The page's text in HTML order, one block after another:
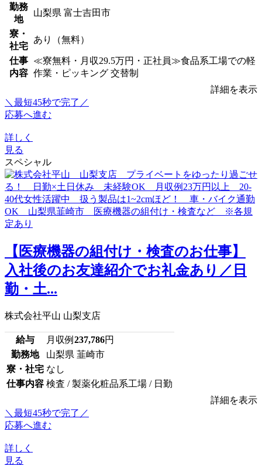
勤務
地
山梨県 富士吉田市
寮・
社宅
あり（無料）
仕事
内容
≪寮無料・月収29.5万円・正社員≫食品系工場での軽
作業・ピッキング 交替制
詳細を表示
＼最短45秒で完了／
応募へ進む
詳しく
見る
スペシャル
【医療機器の組付け・検査のお仕事】
入社後のお友達紹介でお礼金あり／日
勤・土...
株式会社平山 山梨支店
給与 月収例 237,786円
勤務地
山梨県 韮崎市
寮・社宅 なし
仕事内容 検査 / 製薬化粧品系工場 / 日勤
詳細を表示
＼最短45秒で完了／
応募へ進む
詳しく
見る